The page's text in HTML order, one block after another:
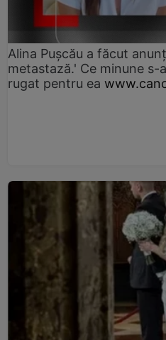
Alina Pușcău a făcut
metastază.' Ce minune
rugat pentru ea